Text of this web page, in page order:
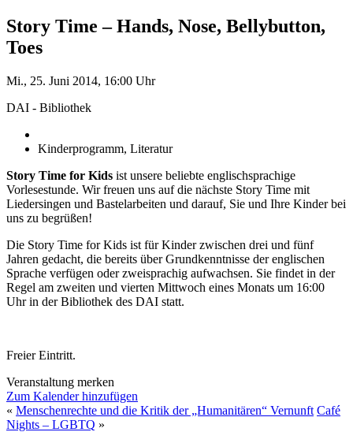
Story Time – Hands, Nose, Bellybutton,
Toes
Mi., 25. Juni 2014, 16:00 Uhr
DAI - Bibliothek
Kinderprogramm, Literatur
Story Time for Kids ist unsere beliebte englischsprachige
Vorlesestunde. Wir freuen uns auf die nächste Story Time mit
Liedersingen und Bastelarbeiten und darauf, Sie und Ihre Kinder bei
uns zu begrüßen!
Die Story Time for Kids ist für Kinder zwischen drei und fünf
Jahren gedacht, die bereits über Grundkenntnisse der englischen
Sprache verfügen oder zweisprachig aufwachsen. Sie findet in der
Regel am zweiten und vierten Mittwoch eines Monats um 16:00
Uhr in der Bibliothek des DAI statt.
Freier Eintritt.
Veranstaltung merken
Zum Kalender hinzufügen
« Menschenrechte und die Kritik der „Humanitären“ Vernunft Café
Nights – LGBTQ »